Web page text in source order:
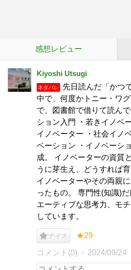
感想レビュー
Kiyoshi Utsugi
ネタバレ
先日読んだ「かつ
中で、何度かトニー・ワ
で、図書館で借りて読ん
ション入門 ・若きイノベ
イノベーター ・社会イノ
ベーション ・イノベーシ
成。 イノベーターの資質
うに芽生え、どうすれば
イノベーターやその両親
ったもの。 専門性(知識)
エーティブな思考力、モ
しています。
ナイス ★29
コメント(0) 2024/09/24